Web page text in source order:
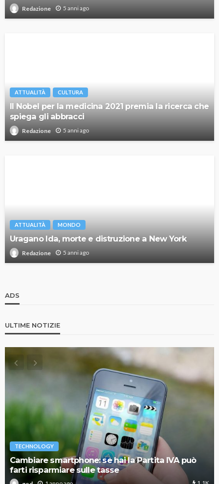
Redazione 5 anni ago
ATTUALITÀ CULTURA
Il Nobel per la medicina 2021 premia la ricerca che
spiega gli abbracci
Redazione 5 anni ago
ATTUALITÀ MONDO
Uragano Ida, morte e distruzione a New York
Redazione 5 anni ago
ADS
ULTIME NOTIZIE
VARIE
Migliori robot tagliaerba: la guida aggiornata per
scegliere il modello perfetto